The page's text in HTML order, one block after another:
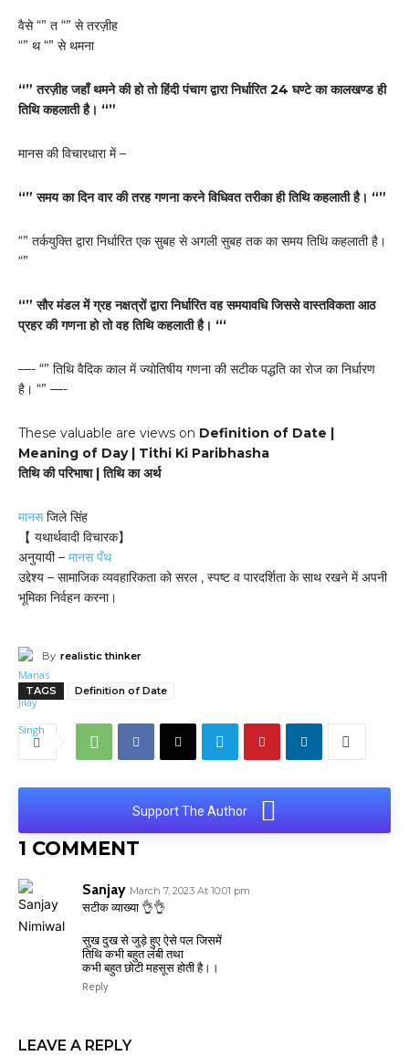
वैसे “” त “” से तरज़ीह
“” थ “” से थमना
“” तरज़ीह जहाँ थमने की हो तो हिंदी पंचाग द्वारा निर्धारित 24 घण्टे का कालखण्ड ही
तिथि कहलाती है। “”
मानस की विचारधारा में –
“” समय का दिन वार की तरह गणना करने विधिवत तरीका ही तिथि कहलाती है। “”
“” तर्कयुक्ति द्वारा निर्धारित एक सुबह से अगली सुबह तक का समय तिथि कहलाती है।
“”
“” सौर मंडल में ग्रह नक्षत्रों द्वारा निर्धारित वह समयावधि जिससे वास्तविकता आठ
प्रहर की गणना हो तो वह तिथि कहलाती है। “‘
—- “” तिथि वैदिक काल में ज्योतिषीय गणना की सटीक पद्धति का रोज का निर्धारण
है। “” —-
These valuable are views on Definition of Date |
Meaning of Day | Tithi Ki Paribhasha
तिथि की परिभाषा | तिथि का अर्थ
मानसजिले सिंह
【 यथार्थवादी विचारक】
अनुयायी – मानस पँथ
उद्देश्य – सामाजिक व्यवहारिकता को सरल , स्पष्ट व पारदर्शिता के साथ रखने में अपनी
भूमिका निर्वहन करना।
By realistic thinker
TAGS Definition of Date
Support The Author
1 COMMENT
Sanjay March 7, 2023 At 10:01 pm
सटीक व्याख्या 👌👌
सुख दुख से जुड़े हुए ऐसे पल जिसमें
तिथि कभी बहुत लंबी तथा
कभी बहुत छोटी महसूस होती है।।
Reply
LEAVE A REPLY